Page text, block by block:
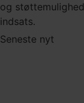
og
indsats.
Seneste nyt